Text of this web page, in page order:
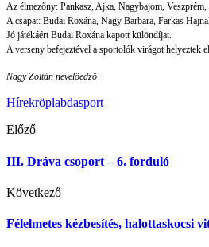
Az élmezőny: Pankasz, Ajka, Nagybajom, Veszprém,
A csapat: Budai Roxána, Nagy Barbara, Farkas
Jó játékáért Budai Roxána kapott különdíjat.
A verseny befejeztével a sportolók virágot helyeztek
Nagy Zoltán nevelőedző
Hírekröplabdasport
Előző
III. Dráva csoport – 6. forduló
Következő
Félelmetes kézbesítés, halottaskocsi